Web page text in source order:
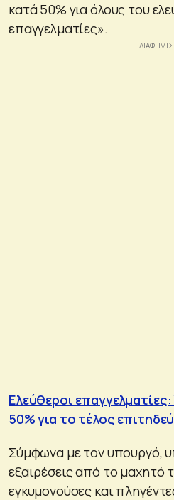
κατά 50% για όλους του
επαγγελματίες».
Ελεύθεροι
50% για το τέλος
Σύμφωνα με τον υπουργό,
εξαιρέσεις από το μαχητό
εγκυμονούσες και